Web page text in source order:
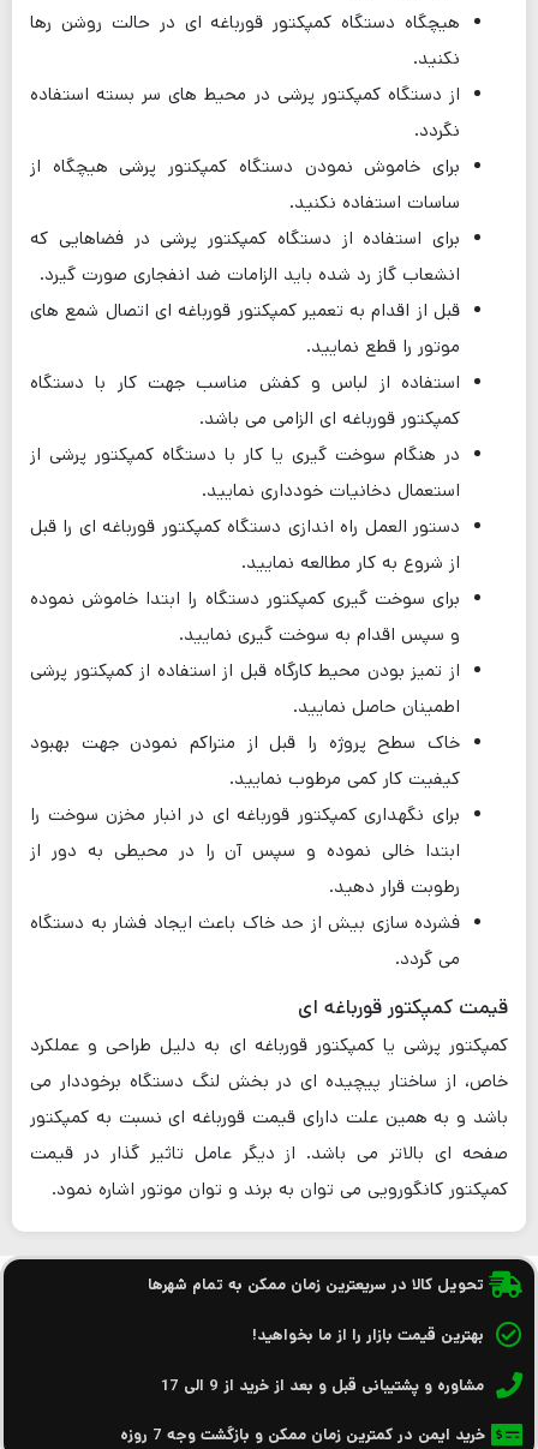
هیچگاه دستگاه کمپکتور قورباغه ای در حالت روشن رها
نکنید.
از دستگاه کمپکتور پرشی در محیط های سر بسته استفاده
نگردد.
برای خاموش نمودن دستگاه کمپکتور پرشی هیچگاه از
ساسات استفاده نکنید.
برای استفاده از دستگاه کمپکتور پرشی در فضاهایی که
انشعاب گاز رد شده باید الزامات ضد انفجاری صورت گیرد.
قبل از اقدام به تعمیر کمپکتور قورباغه ای اتصال شمع های
موتور را قطع نمایید.
استفاده از لباس و کفش مناسب جهت کار با دستگاه
کمپکتور قورباغه ای الزامی می باشد.
در هنگام سوخت گیری یا کار با دستگاه کمپکتور پرشی از
استعمال دخانیات خودداری نمایید.
دستور العمل راه اندازی دستگاه کمپکتور قورباغه ای را قبل
از شروع به کار مطالعه نمایید.
برای سوخت گیری کمپکتور دستگاه را ابتدا خاموش نموده
و سپس اقدام به سوخت گیری نمایید.
از تمیز بودن محیط کارگاه قبل از استفاده از کمپکتور پرشی
اطمینان حاصل نمایید.
خاک سطح پروژه را قبل از متراکم نمودن جهت بهبود
کیفیت کار کمی مرطوب نمایید.
برای نگهداری کمپکتور قورباغه ای در انبار مخزن سوخت را
ابتدا خالی نموده و سپس آن را در محیطی به دور از
رطوبت قرار دهید.
فشرده سازی بیش از حد خاک باعث ایجاد فشار به دستگاه
می گردد.
قیمت کمپکتور قورباغه ای
کمپکتور پرشی یا کمپکتور قورباغه ای به دلیل طراحی و عملکرد
خاص، از ساختار پیچیده ای در بخش لنگ دستگاه برخوددار می
باشد و به همین علت دارای قیمت قورباغه ای نسبت به کمپکتور
صفحه ای بالاتر می باشد. از دیگر عامل تاثیر گذار در قیمت
کمپکتور کانگورویی می توان به برند و توان موتور اشاره نمود.
تحویل کالا در سریعترین زمان ممکن به تمام شهرها
بهترین قیمت بازار را از ما بخواهید!
مشاوره و پشتیبانی قبل و بعد از خرید از 9 الی 17
خرید ایمن در کمترین زمان ممکن و بازگشت وجه 7 روزه